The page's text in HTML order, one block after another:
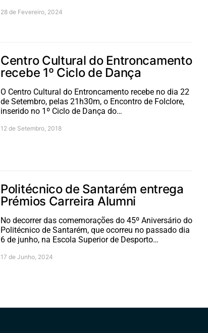
28 de Fevereiro, 2024
Centro Cultural do Entroncamento
recebe 1º Ciclo de Dança
O Centro Cultural do Entroncamento recebe no dia 22
de Setembro, pelas 21h30m, o Encontro de Folclore,
inserido no 1º Ciclo de Dança do…
12 de Setembro, 2018
Politécnico de Santarém entrega
Prémios Carreira Alumni
No decorrer das comemorações do 45º Aniversário do
Politécnico de Santarém, que ocorreu no passado dia
6 de junho, na Escola Superior de Desporto…
17 de Junho, 2024